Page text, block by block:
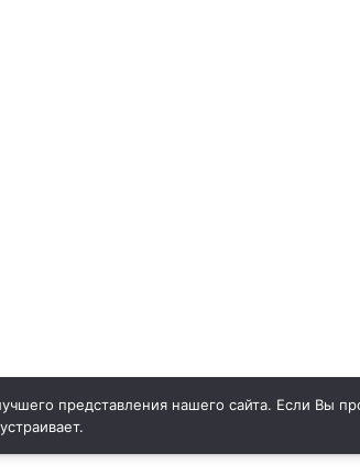
представления нашего сайта. Если Вы